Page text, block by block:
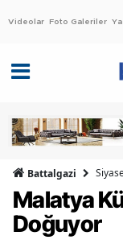
Videolar Foto Galeriler
Battalgazi
Malatya
Doğuyor